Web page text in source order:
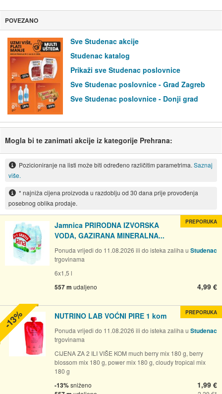
POVEZANO
Sve Studenac akcije
Studenac katalog
Prikaži sve Studenac poslovnice
Sve Studenac poslovnice - Grad Zagreb
Sve Studenac poslovnice - Donji grad
Mogla bi te zanimati akcije iz kategorije Prehrana:
Pozicioniranje na listi može biti određeno različitim parametrima. Saznaj
više.
* najniža cijena proizvoda u razdoblju od 30 dana prije provođenja
posebnog oblika prodaje.
Jamnica PRIRODNA IZVORSKA
VODA, GAZIRANA MINERALNA...
Ponuda vrijedi do 11.08.2026 ili do isteka zaliha u Studenac
trgovinama
6x1,5 l
557 m udaljeno 4,99 €
PREPORUKA
NUTRINO LAB VOĆNI PIRE 1 kom
Ponuda vrijedi do 11.08.2026 ili do isteka zaliha u Studenac
trgovinama
CIJENA ZA 2 ILI VIŠE KOM much berry mix 180 g, berry
blossom mix 180 g, power mix 180 g, cloudy tropical mix
180 g
-13%sniženo 1,99 €
PREPORUKA
-13%